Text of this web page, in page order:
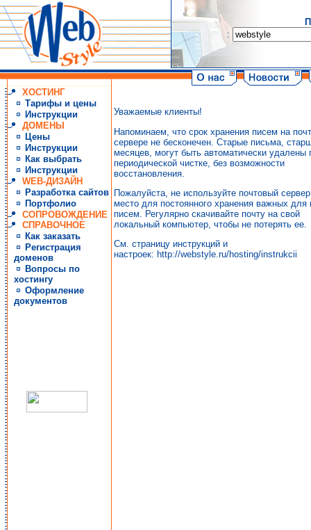
:
ХОСТИНГ
Тарифы и цены
Инструкции
ДОМЕНЫ
Цены
Инструкции
Как выбрать
Инструкции
WEB-ДИЗАЙН
Разработка сайтов
Портфолио
СОПРОВОЖДЕНИЕ
СПРАВОЧНОЕ
Как заказать
Регистрация
доменов
Вопросы по
хостингу
Оформление
документов
Уважаемые клиенты!
Напоминаем, что срок хранения писем на
сервере не бесконечен. Старые письма,
месяцев, могут быть автоматически удалены
периодической чистке, без возможности
восстановления.
Пожалуйста, не используйте почтовый сервер
место для постоянного хранения важных для
писем. Регулярно скачивайте почту на свой
локальный компьютер, чтобы не потерять ее.
См. страницу инструкций и
настроек: http://webstyle.ru/hosting/instrukcii